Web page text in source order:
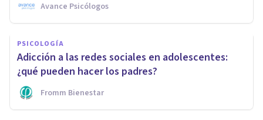
Avance Psicólogos
PSICOLOGÍA
Adicción a las redes sociales en adolescentes:
¿qué pueden hacer los padres?
Fromm Bienestar